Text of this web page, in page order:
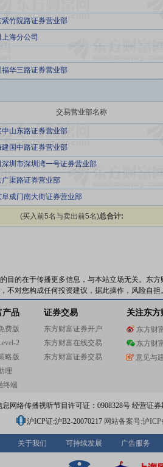
竹院路证券营业部
海分公司
华三路证券营业部
交易营业部名称
山东路证券营业部
国中路证券营业部
圳市深圳湾一号证券营业部
渠路证券营业部
成门南大街证券营业部
(买入前5名与卖出前5名)总合计:
目的在于传播更多信息，与本站立场无关。东
不对您构成任何投资建议，据此操作，风险自担